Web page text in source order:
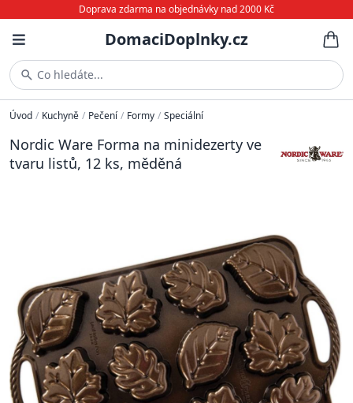
Doprava zdarma na objednávky nad 2000 Kč
DomaciDoplnky.cz
Co hledáte...
Úvod / Kuchyně / Pečení / Formy / Speciální
Nordic Ware Forma na minidezerty ve
tvaru listů, 12 ks, měděná